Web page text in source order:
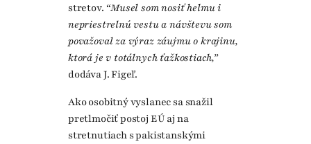
stretov. “Musel som nosiť helmu i
nepriestrelnú vestu a návštevu som
považoval za výraz záujmu o krajinu,
ktorá je v totálnych ťažkostiach,”
dodáva J. Figeľ.
Ako osobitný vyslanec sa snažil
pretlmočiť postoj EÚ aj na
stretnutiach s pakistanskými